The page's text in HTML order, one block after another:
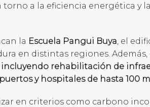
a la eficiencia energética y la
la Escuela Pangui Buya , el
en distintas regiones. Además,
rehabilitación de
y hospitales de hasta 100
en criterios como carbono